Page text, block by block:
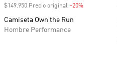
$149.950 Precio original -20%
Camiseta Own the Run
Hombre Performance